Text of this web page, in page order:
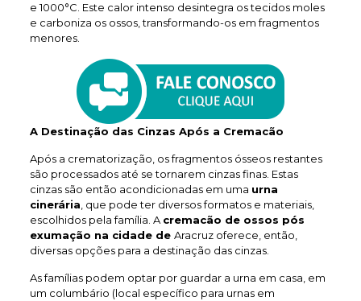
e 1000°C. Este calor intenso desintegra os tecidos moles
e carboniza os ossos, transformando-os em fragmentos
menores.
A Destinação das Cinzas Após a Cremacão
Após a crematorização, os fragmentos ósseos restantes
são processados até se tornarem cinzas finas. Estas
cinzas são então acondicionadas em uma urna
cinerária , que pode ter diversos formatos e materiais,
escolhidos pela família. A cremacão de ossos pós
exumação na cidade de Aracruz oferece, então,
diversas opções para a destinação das cinzas.
As famílias podem optar por guardar a urna em casa, em
um columbário (local específico para urnas em